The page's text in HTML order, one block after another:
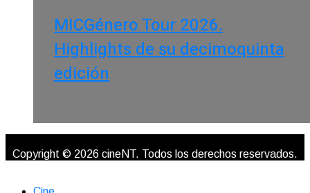
MICGénero Tour 2026.
Highlights de su decimoquinta
edición
Copyright © 2026 cineNT. Todos los derechos reservados.